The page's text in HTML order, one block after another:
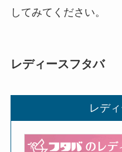
してみてください。
レディースフタバ
レデ